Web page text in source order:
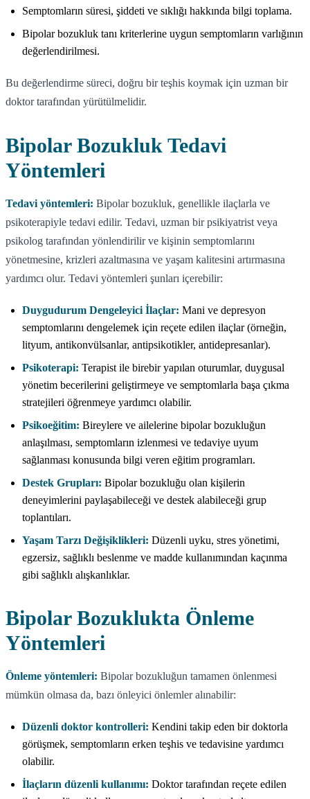
Semptomların süresi, şiddeti ve sıklığı hakkında bilgi toplama.
Bipolar bozukluk tanı kriterlerine uygun semptomların varlığının
değerlendirilmesi.
Bu değerlendirme süreci, doğru bir teşhis koymak için uzman bir
doktor tarafından yürütülmelidir.
Bipolar Bozukluk Tedavi
Yöntemleri
Tedavi yöntemleri: Bipolar bozukluk, genellikle ilaçlarla ve
psikoterapiyle tedavi edilir. Tedavi, uzman bir psikiyatrist veya
psikolog tarafından yönlendirilir ve kişinin semptomlarını
yönetmesine, krizleri azaltmasına ve yaşam kalitesini artırmasına
yardımcı olur. Tedavi yöntemleri şunları içerebilir:
Duygudurum Dengeleyici İlaçlar: Mani ve depresyon
semptomlarını dengelemek için reçete edilen ilaçlar (örneğin,
lityum, antikonvülsanlar, antipsikotikler, antidepresanlar).
Psikoterapi: Terapist ile birebir yapılan oturumlar, duygusal
yönetim becerilerini geliştirmeye ve semptomlarla başa çıkma
stratejileri öğrenmeye yardımcı olabilir.
Psikoeğitim: Bireylere ve ailelerine bipolar bozukluğun
anlaşılması, semptomların izlenmesi ve tedaviye uyum
sağlanması konusunda bilgi veren eğitim programları.
Destek Grupları: Bipolar bozukluğu olan kişilerin
deneyimlerini paylaşabileceği ve destek alabileceği grup
toplantıları.
Yaşam Tarzı Değişiklikleri: Düzenli uyku, stres yönetimi,
egzersiz, sağlıklı beslenme ve madde kullanımından kaçınma
gibi sağlıklı alışkanlıklar.
Bipolar Bozuklukta Önleme
Yöntemleri
Önleme yöntemleri: Bipolar bozukluğun tamamen önlenmesi
mümkün olmasa da, bazı önleyici önlemler alınabilir:
Düzenli doktor kontrolleri: Kendini takip eden bir doktorla
görüşmek, semptomların erken teşhis ve tedavisine yardımcı
olabilir.
İlaçların düzenli kullanımı: Doktor tarafından reçete edilen